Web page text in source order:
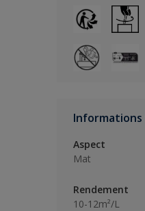
Aspect
Mat
Rendement
10-12m²/L